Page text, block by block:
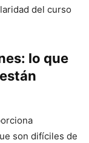
del curso
lo que
son difíciles de